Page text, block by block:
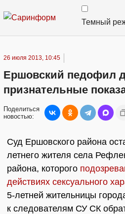
Темный
26 июля 2013, 10:45
Ершовский педофил
признательные
Поделиться
новостью:
Суд Ершовского района
летнего жителя села
района, которого
действиях сексуального
5-летней жительницы
к следователям СУ СК